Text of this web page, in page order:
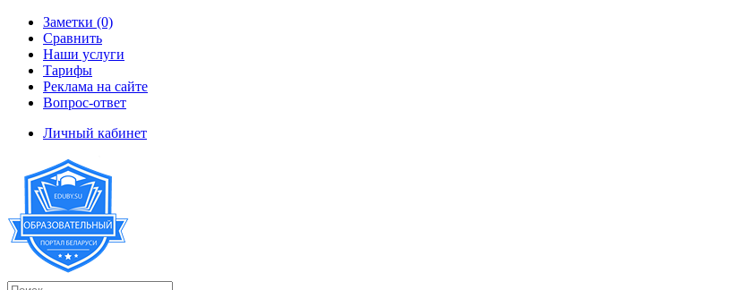
Заметки (0)
Сравнить
Наши услуги
Тарифы
Реклама на сайте
Вопрос-ответ
Личный кабинет